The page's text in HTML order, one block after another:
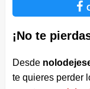

¡No te
Desde
te quieres perder